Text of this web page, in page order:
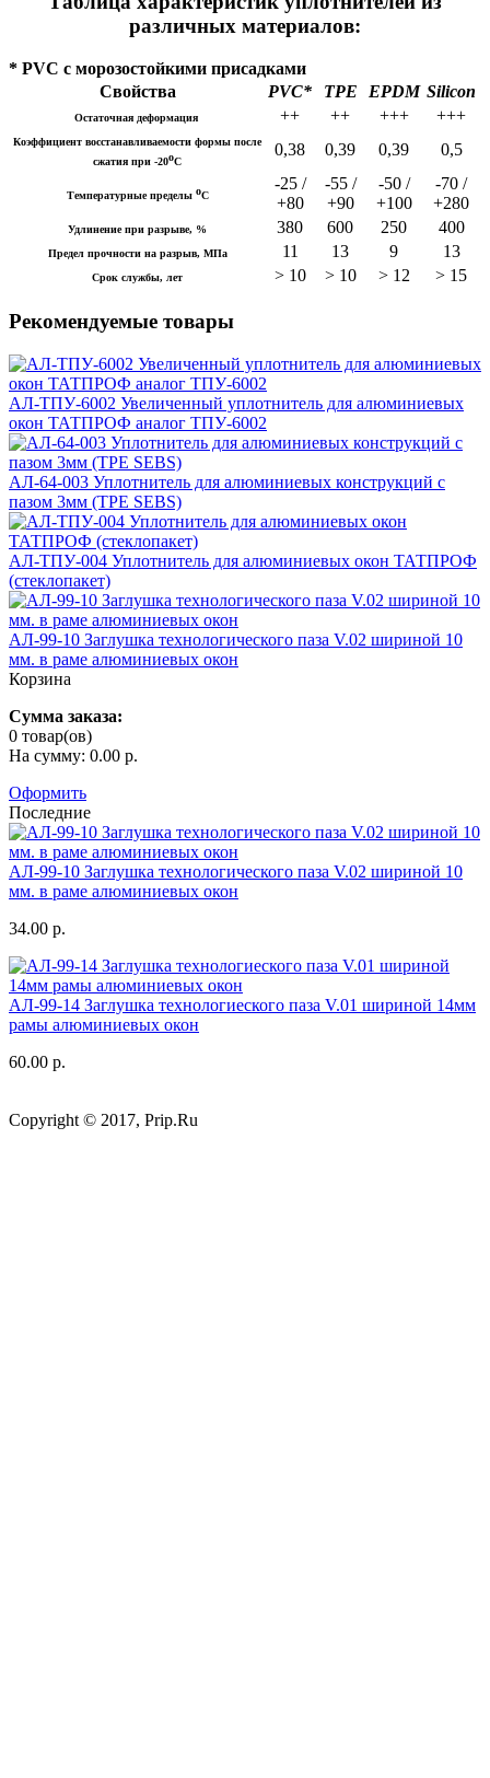
различных материалов:
* PVC с морозостойкими присадками
Свойства
PVC* TPE EPDM Silicon
Остаточная деформация ++ ++ +++ +++
Коэффициент восстанавливаемости формы после
сжатия при -20оС
0,38 0,39 0,39 0,5
Температурные пределы оС
-25 /
+80
-55 /
+90
-50 /
+100
-70 /
+280
Удлинение при разрыве, % 380 600 250 400
Предел прочности на разрыв, МПа 11 13 9 13
Срок службы, лет > 10 > 10 > 12 > 15
Рекомендуемые товары
АЛ-ТПУ-6002 Увеличенный уплотнитель для алюминиевых
окон ТАТПРОФ аналог ТПУ-6002
АЛ-64-003 Уплотнитель для алюминиевых конструкций с
пазом 3мм (TPE SEBS)
АЛ-ТПУ-004 Уплотнитель для алюминиевых окон ТАТПРОФ
(стеклопакет)
АЛ-99-10 Заглушка технологического паза V.02 шириной 10
мм. в раме алюминиевых окон
Корзина
Сумма заказа:
0 товар(ов)
На сумму: 0.00 р.
Оформить
Последние
АЛ-99-10 Заглушка технологического паза V.02 шириной 10
мм. в раме алюминиевых окон
34.00 р.
АЛ-99-14 Заглушка технологиеского паза V.01 шириной 14мм
рамы алюминиевых окон
60.00 р.
Copyright © 2017, Prip.Ru